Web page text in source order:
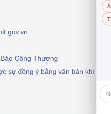
Công Thương
sự đồng ý bằng văn bản khi khai